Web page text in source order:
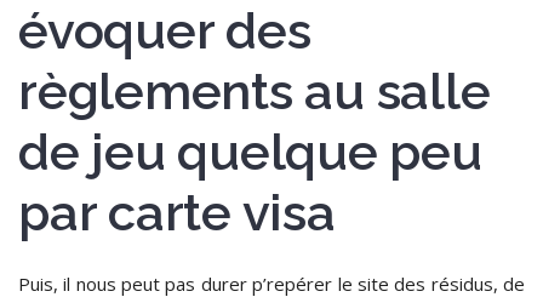
évoquer des
règlements au salle
de jeu quelque peu
par carte visa
Puis, il nous peut pas durer p’repérer le site des résidus, de